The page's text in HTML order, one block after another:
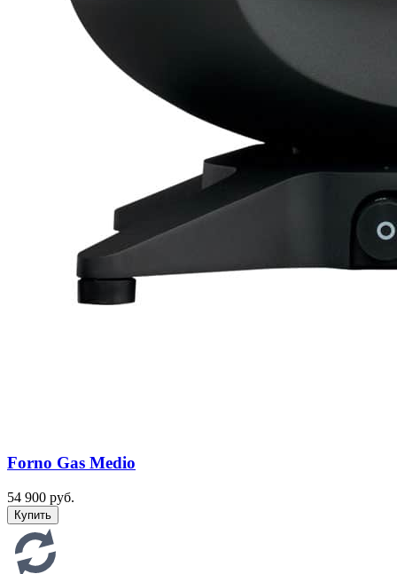
Forno Gas Medio
54 900 руб.